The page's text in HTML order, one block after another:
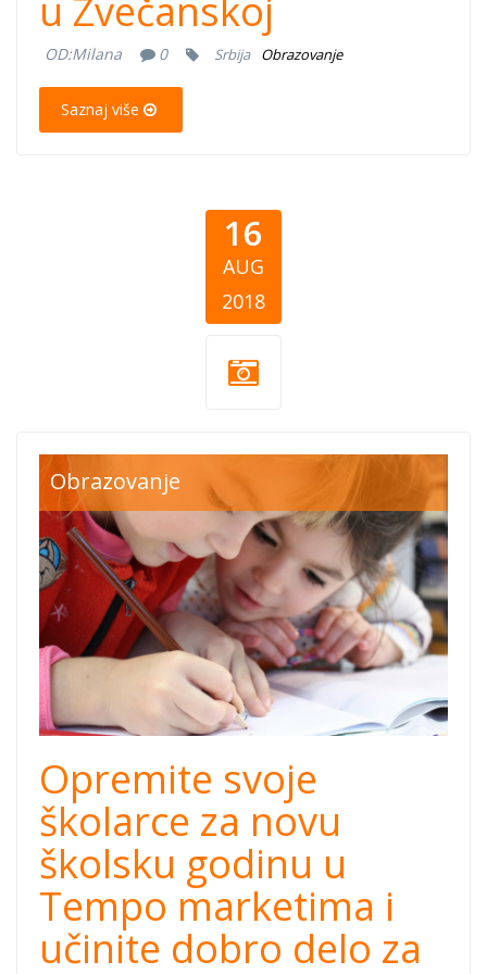
u Zvečanskoj
OD:Milana 0 Srbija Obrazovanje
Saznaj više
16
AUG
2018
Tempo supports
SOS Children
village.jpg
Obrazovanje
Opremite svoje
školarce za novu
školsku godinu u
Tempo marketima i
učinite dobro delo za